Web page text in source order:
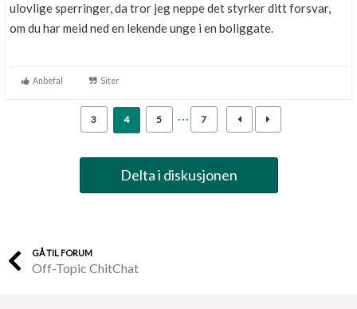
ulovlige sperringer, da tror jeg neppe det styrker ditt forsvar,
om du har meid ned en lekende unge i en boliggate.
Anbefal Siter
3 4 5 7
Delta i diskusjonen
GÅ TIL FORUM
Off-Topic ChitChat